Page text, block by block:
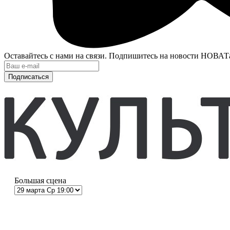
Оставайтесь с нами на связи. Подпишитесь на новости
Подписаться
Большая сцена